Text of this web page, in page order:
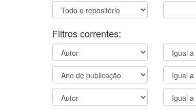
Filtros correntes: